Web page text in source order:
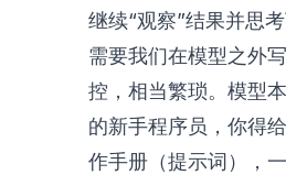
继续“观察”结果并思
需要我们在模型之外
控，相当繁琐。模型
的新手程序员，你得
作手册（提示词），